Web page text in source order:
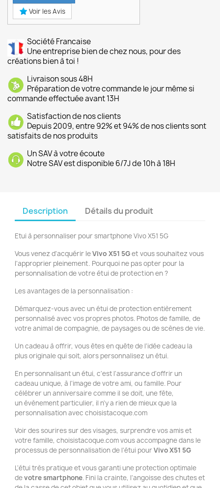
Voir les Avis
Société Francaise
Une entreprise bien de chez nous, pour des
créations bien à toi !
Livraison sous 48H
Préparation de votre commande le jour même si
commande effectuée avant 13H
Satisfaction de nos clients
Depuis 2009, entre 92% et 94% de nos clients sont
satisfaits de nos produits
Un SAV à votre écoute
Notre SAV est disponible 6/7J de 10h à 18H
Description Détails du produit
Etui à personnaliser pour smartphone Vivo X51 5G
Vous venez d'acquérir leVivo X51 5Get vous souhaitez vous
l'approprier pleinement. Pourquoi ne pas opter pour la
personnalisation de votre étui de protection en ?
Les avantages de la personnalisation :
Démarquez-vous avec un étui de protection entièrement
personnalisé avec vos propres photos. Photos de famille, de
votre animal de compagnie, de paysages ou de scènes de vie.
Un cadeau à offrir, vous êtes en quête de l'idée cadeau la
plus originale qui soit, alors personnalisez un étui.
En personnalisant un étui, c'est l'assurance d'offrir un
cadeau unique, à l'image de votre ami, ou famille. Pour
célébrer un anniversaire comme il se doit, une fête,
un évènement particulier, il n'y a rien de mieux que la
personnalisation avec choisistacoque.com
Voir des sourires sur des visages, surprendre vos amis et
votre famille, choisistacoque.com vous accompagne dans le
processus de personnalisation de l'étui pour VivoX51 5G
L'étui très pratique et vous garanti une protection optimale
devotre smartphone. Fini la crainte, l'angoisse des chutes et